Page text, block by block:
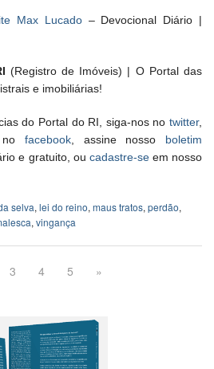
Max Lucado– Devocional Diário |
(Registro de Imóveis) | O Portal das
e imobiliárias!
do Portal do RI, siga-nos no twitter,
no facebook, assine nosso boletim
e gratuito, ou cadastre-seem nosso
selva, lei do reino, maus tratos, perdão,
, vingança
3 4 5 »